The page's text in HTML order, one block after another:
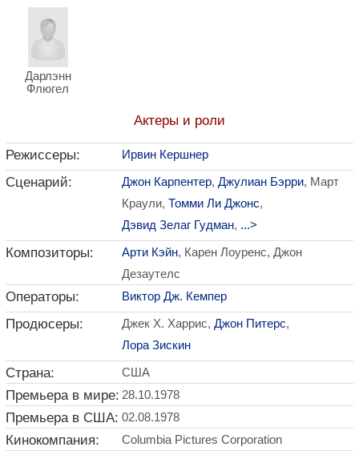
Дарлэнн
Флюгел
Актеры и роли
Режиссеры: Ирвин Кершнер
Сценарий: Джон Карпентер, Джулиан Бэрри, Март
Краули, Томми Ли Джонс,
Дэвид Зелаг Гудман, ...>
Композиторы: Арти Кэйн, Карен Лоуренс, Джон
Дезаутелс
Операторы: Виктор Дж. Кемпер
Продюсеры: Джек Х. Харрис, Джон Питерс,
Лора Зискин
Страна: США
Премьера в мире: 28.10.1978
Премьера в США: 02.08.1978
Кинокомпания: Columbia Pictures Corporation